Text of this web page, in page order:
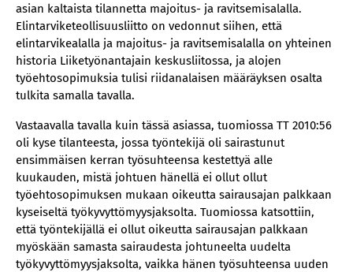
asian kaltaista tilannetta majoitus- ja ravitsemisalalla.
Elintarviketeollisuusliitto on vedonnut siihen, että
elintarvikealalla ja majoitus- ja ravitsemisalalla on yhteinen
historia Liiketyönantajain keskusliitossa, ja alojen
työehtosopimuksia tulisi riidanalaisen määräyksen osalta
tulkita samalla tavalla.
Vastaavalla tavalla kuin tässä asiassa, tuomiossa TT 2010:56
oli kyse tilanteesta, jossa työntekijä oli sairastunut
ensimmäisen kerran työsuhteensa kestettyä alle
kuukauden, mistä johtuen hänellä ei ollut ollut
työehtosopimuksen mukaan oikeutta sairausajan palkkaan
kyseiseltä työkyvyttömyysjaksolta. Tuomiossa katsottiin,
että työntekijällä ei ollut oikeutta sairausajan palkkaan
myöskään samasta sairaudesta johtuneelta uudelta
työkyvyttömyysjaksolta, vaikka hänen työsuhteensa uuden